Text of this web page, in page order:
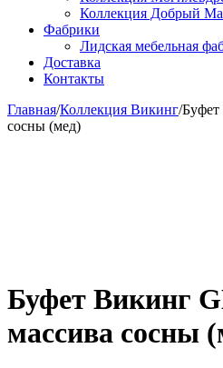
Коллекция Добрый
Фабрики
Лидская мебельная
Доставка
Контакты
Главная/Коллекция Викинг/Буфет
сосны (мед)
Буфет Викинг
массива сосны